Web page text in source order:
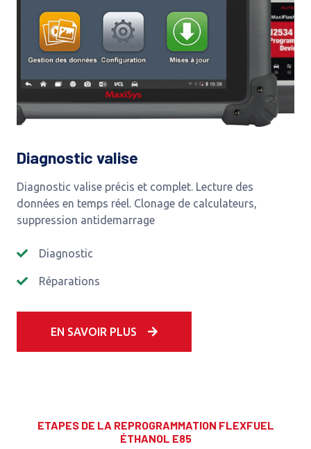
Diagnostic valise
Diagnostic valise précis et complet. Lecture des
données en temps réel. Clonage de calculateurs,
suppression antidemarrage
Diagnostic
Réparations
EN SAVOIR PLUS
ETAPES DE LA REPROGRAMMATION FLEXFUEL
ÉTHANOL E85